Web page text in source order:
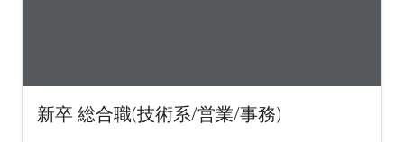
新卒 総合職(技術系/営業/事務)